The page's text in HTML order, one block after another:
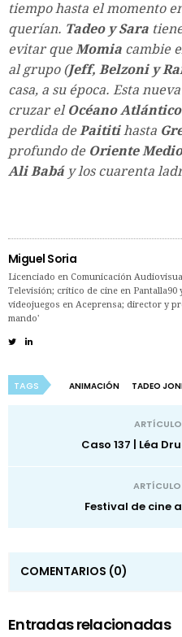
tiempo hasta el momento
querían. Tadeo y Sara
evitar queMomia cambie
al grupo (Jeff, Belzoni y
casa, a su época. Esta
cruzar el Océano Atlántico
perdida dePaititihasta
profundo de Oriente Medio
Ali Babáy los cuarenta
Miguel Soria
Licenciado en Comunicación
Televisión; crítico de cine en Pantalla90
videojuegos en Aceprensa; director y
mando'
TAGS ANIMACIÓN TADEO
Caso 137 | Léa
Festival de cine
COMENTARIOS (0)
Entradas relacionadas